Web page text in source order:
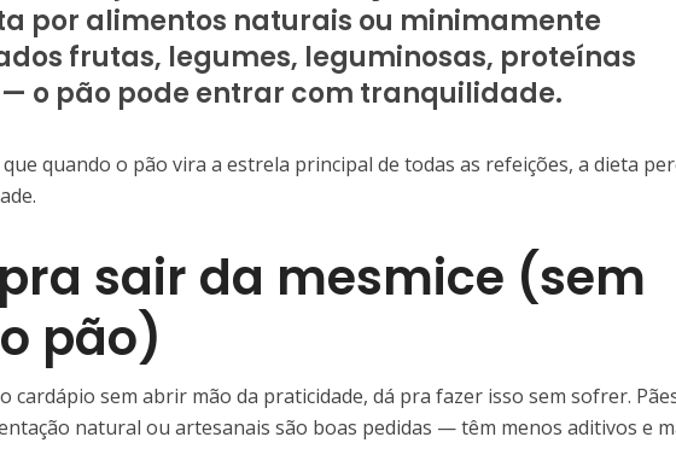
por alimentos naturais ou minimamente
frutas, legumes, leguminosas, proteínas
o pão pode entrar com tranquilidade.
quando o pão vira a estrela principal de todas as refeições, a dieta
sair da mesmice (sem
pão)
cardápio sem abrir mão da praticidade, dá pra fazer isso sem sofrer.
natural ou artesanais são boas pedidas — têm menos aditivos e